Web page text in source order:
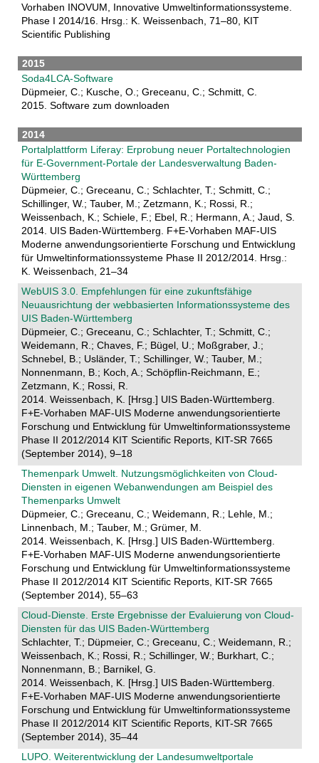
Vorhaben INOVUM, Innovative Umweltinformationssysteme.
Phase I 2014/16. Hrsg.: K. Weissenbach, 71–80, KIT
Scientific Publishing
2015
Soda4LCA-Software
Düpmeier, C.; Kusche, O.; Greceanu, C.; Schmitt, C.
2015. Software zum downloaden
2014
Portalplattform Liferay: Erprobung neuer Portaltechnologien
für E-Government-Portale der Landesverwaltung Baden-
Württemberg
Düpmeier, C.; Greceanu, C.; Schlachter, T.; Schmitt, C.;
Schillinger, W.; Tauber, M.; Zetzmann, K.; Rossi, R.;
Weissenbach, K.; Schiele, F.; Ebel, R.; Hermann, A.; Jaud, S.
2014. UIS Baden-Württemberg. F+E-Vorhaben MAF-UIS
Moderne anwendungsorientierte Forschung und Entwicklung
für Umweltinformationssysteme Phase II 2012/2014. Hrsg.:
K. Weissenbach, 21–34
WebUIS 3.0. Empfehlungen für eine zukunftsfähige
Neuausrichtung der webbasierten Informationssysteme des
UIS Baden-Württemberg
Düpmeier, C.; Greceanu, C.; Schlachter, T.; Schmitt, C.;
Weidemann, R.; Chaves, F.; Bügel, U.; Moßgraber, J.;
Schnebel, B.; Usländer, T.; Schillinger, W.; Tauber, M.;
Nonnenmann, B.; Koch, A.; Schöpflin-Reichmann, E.;
Zetzmann, K.; Rossi, R.
2014. Weissenbach, K. [Hrsg.] UIS Baden-Württemberg.
F+E-Vorhaben MAF-UIS Moderne anwendungsorientierte
Forschung und Entwicklung für Umweltinformationssysteme
Phase II 2012/2014 KIT Scientific Reports, KIT-SR 7665
(September 2014), 9–18
Themenpark Umwelt. Nutzungsmöglichkeiten von Cloud-
Diensten in eigenen Webanwendungen am Beispiel des
Themenparks Umwelt
Düpmeier, C.; Greceanu, C.; Weidemann, R.; Lehle, M.;
Linnenbach, M.; Tauber, M.; Grümer, M.
2014. Weissenbach, K. [Hrsg.] UIS Baden-Württemberg.
F+E-Vorhaben MAF-UIS Moderne anwendungsorientierte
Forschung und Entwicklung für Umweltinformationssysteme
Phase II 2012/2014 KIT Scientific Reports, KIT-SR 7665
(September 2014), 55–63
Cloud-Dienste. Erste Ergebnisse der Evaluierung von Cloud-
Diensten für das UIS Baden-Württemberg
Schlachter, T.; Düpmeier, C.; Greceanu, C.; Weidemann, R.;
Weissenbach, K.; Rossi, R.; Schillinger, W.; Burkhart, C.;
Nonnenmann, B.; Barnikel, G.
2014. Weissenbach, K. [Hrsg.] UIS Baden-Württemberg.
F+E-Vorhaben MAF-UIS Moderne anwendungsorientierte
Forschung und Entwicklung für Umweltinformationssysteme
Phase II 2012/2014 KIT Scientific Reports, KIT-SR 7665
(September 2014), 35–44
LUPO. Weiterentwicklung der Landesumweltportale